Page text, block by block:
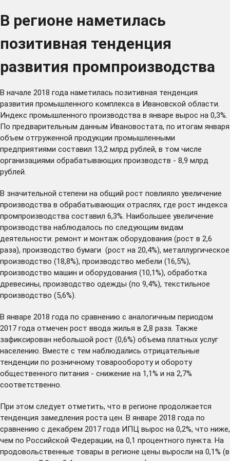
В регионе наметилась
позитивная тенденция
развития промпроизводства
В начале 2018 года наметилась позитивная тенденция
развития промышленного комплекса в Ивановской области.
Индекс промышленного производства в январе вырос на 0,3%.
По предварительным данным Ивановостата, по итогам января
объем отгруженной продукции промышленными
предприятиями составил 13,2 млрд рублей, в том числе
организациями обрабатывающих производств - 8,9 млрд
рублей.
В значительной степени на общий рост повлияло увеличение
производства в обрабатывающих отраслях, где рост индекса
промпроизводства составил 6,3%. Наибольшее увеличение
производства наблюдалось по следующим видам
деятельности: ремонт и монтаж оборудования (рост в 2,6
раза), производство бумаги (рост на 20,4%), металлургическое
производство (18,8%), производство мебели (16,5%),
производство машин и оборудования (10,1%), обработка
древесины, производство одежды (по 9,4%), текстильное
производство (5,6%).
В январе 2018 года по сравнению с аналогичным периодом
2017 года отмечен рост ввода жилья в 2,8 раза. Также
зафиксирован небольшой рост (0,6%) объема платных услуг
населению. Вместе с тем наблюдались отрицательные
тенденции по розничному товарообороту и обороту
общественного питания - снижение на 1,1% и на 2,7%
соответственно.
При этом следует отметить, что в регионе продолжается
тенденция замедления роста цен. В январе 2018 года по
сравнению с декабрем 2017 года ИПЦ вырос на 0,2%, что ниже,
чем по Российской Федерации, на 0,1 процентного пункта. На
продовольственные товары в регионе цены выросли на 0,1% (в